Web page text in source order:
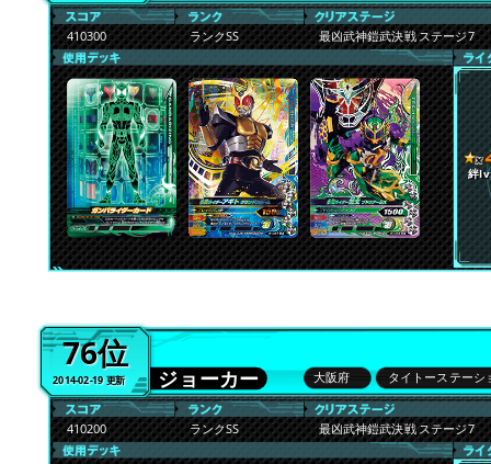
410300 ランクSS 最凶武神鎧武決戦 ステージ7
絆
76位
2014-02-19 更新 ジョーカー 大阪府 タイトーステーシ
410200 ランクSS 最凶武神鎧武決戦 ステージ7